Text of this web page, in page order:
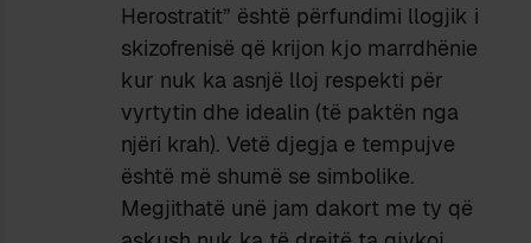
Herostratit” është përfundimi llogjik i
skizofrenisë që krijon kjo marrdhënie
kur nuk ka asnjë lloj respekti për
vyrtytin dhe idealin (të paktën nga
njëri krah). Vetë djegja e tempujve
është më shumë se simbolike.
Megjithatë unë jam dakort me ty që